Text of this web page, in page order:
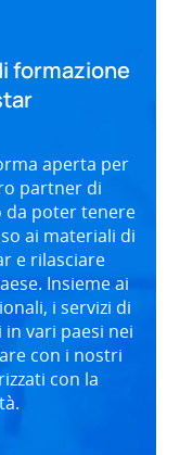
formazione
aperta per
partner di
da poter tenere
ai materiali di
e rilasciare
Insieme ai
i servizi di
vari paesi nei
con i nostri
con la